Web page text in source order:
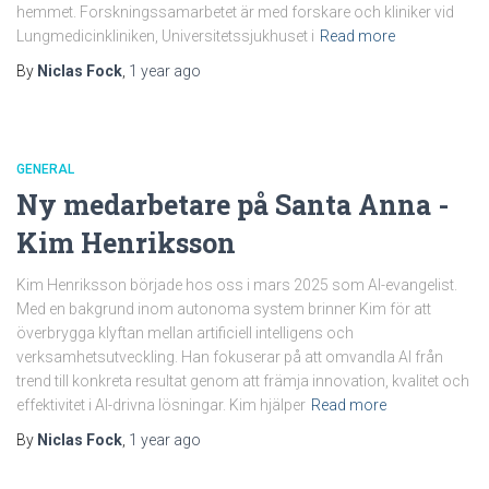
hemmet. Forskningssamarbetet är med forskare och kliniker vid
Lungmedicinkliniken, Universitetssjukhuset i Read more
By Niclas Fock 1 year ago
GENERAL
Ny medarbetare på Santa Anna -
Kim Henriksson
Kim Henriksson började hos oss i mars 2025 som AI-evangelist.
Med en bakgrund inom autonoma system brinner Kim för att
överbrygga klyftan mellan artificiell intelligens och
verksamhetsutveckling. Han fokuserar på att omvandla AI från
trend till konkreta resultat genom att främja innovation, kvalitet och
effektivitet i AI-drivna lösningar. Kim hjälper Read more
By Niclas Fock 1 year ago